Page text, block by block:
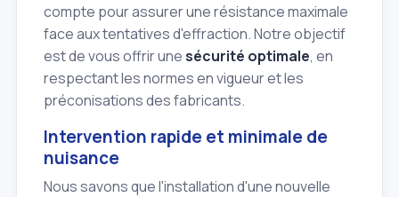
compte pour assurer une résistance maximale
face aux tentatives d'effraction. Notre objectif
est de vous offrir unesécurité optimale, en
respectant les normes en vigueur et les
préconisations des fabricants.
Intervention rapide et minimale de
nuisance
Nous savons que l'installation d'une nouvelle